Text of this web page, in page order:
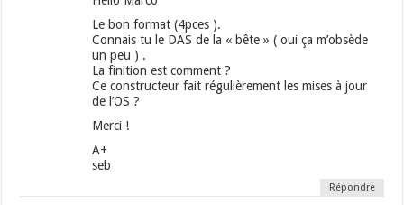
Le bon format (4pces ).
Connais tu le DAS de la « bête » ( oui ça m’obsède
un peu ) .
La finition est comment ?
Ce constructeur fait régulièrement les mises à jour
de l’OS ?
Merci !
A+
seb
Répondre